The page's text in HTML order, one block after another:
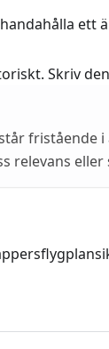
ett
Skriv
fristående
relevans eller